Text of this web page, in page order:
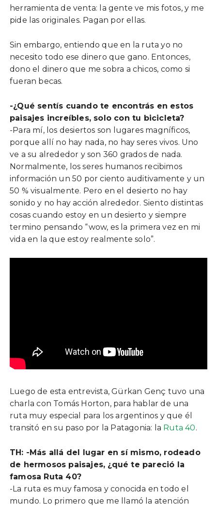
herramienta de venta: la gente ve mis fotos, y me
pide las originales. Pagan por ellas.
Sin embargo, entiendo que en la ruta yo no
necesito todo ese dinero que gano. Entonces,
dono el dinero que me sobra a chicos, como si
fueran becas.
-¿Qué sentís cuando te encontrás en estos
paisajes increíbles, solo con tu bicicleta?
-Para mí, los desiertos son lugares magníficos,
porque allí no hay nada, no hay seres vivos. Uno
ve a su alrededor y son 360 grados de nada.
Normalmente, los seres humanos recibimos
información un 50 por ciento auditivamente y un
50 % visualmente. Pero en el desierto no hay
sonido y no hay acción alrededor. Siento distintas
cosas cuando estoy en un desierto y siempre
termino pensando “wow, es la primera vez en mi
vida en la que estoy realmente solo”.
Luego de esta entrevista, Gürkan Genç tuvo una
charla con Tomás Horton, para hablar de una
ruta muy especial para los argentinos y que él
transitó en su paso por la Patagonia: la Ruta 40.
TH: -Más allá del lugar en sí mismo, rodeado
de hermosos paisajes, ¿qué te pareció la
famosa Ruta 40?
-La ruta es muy famosa y conocida en todo el
mundo. Lo primero que me llamó la atención